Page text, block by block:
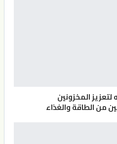
المخزونين
من الطاقة والغذاء